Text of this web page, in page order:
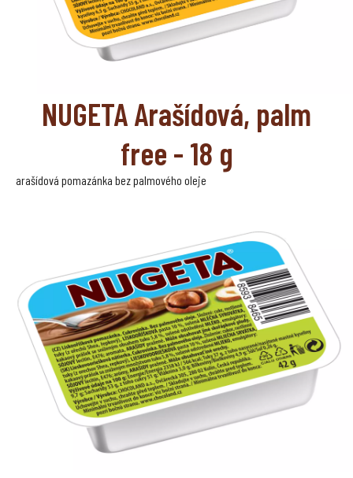
NUGETA Arašídová, palm
free - 18 g
arašídová pomazánka bez palmového oleje